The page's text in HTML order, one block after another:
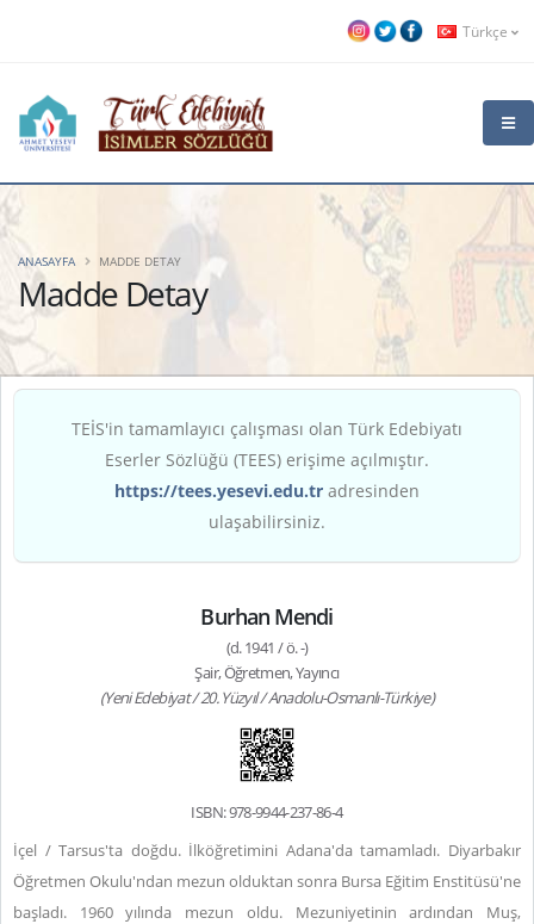
Türkçe
Madde Detay
ANASAYFA MADDE DETAY
TEİS'in tamamlayıcı çalışması olan Türk Edebiyatı
Eserler Sözlüğü (TEES) erişime açılmıştır.
https://tees.yesevi.edu.tr adresinden
ulaşabilirsiniz.
Burhan Mendi
(d. 1941 / ö. -)
Şair, Öğretmen, Yayıncı
(Yeni Edebiyat / 20. Yüzyıl / Anadolu-Osmanlı-Türkiye)
ISBN: 978-9944-237-86-4
İçel / Tarsus'ta doğdu. İlköğretimini Adana'da tamamladı. Diyarbakır
Öğretmen Okulu'ndan mezun olduktan sonra Bursa Eğitim Enstitüsü'ne
başladı. 1960 yılında mezun oldu. Mezuniyetinin ardından Muş,